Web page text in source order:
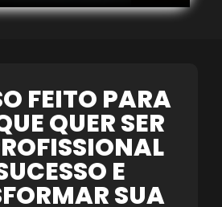
FEITO PARA
QUER SER
E
SUA